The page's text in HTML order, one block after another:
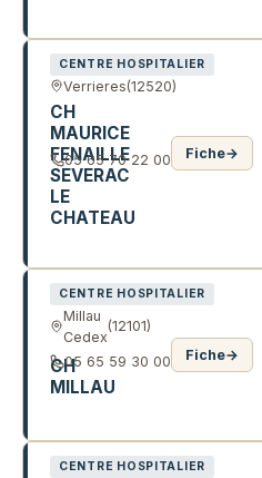
CENTRE HOSPITALIER
Verrieres(12520)
CH
MAURICE
FENAILLE
SEVERAC
LE
CHATEAU
05 65 70 22 00 Fiche→
CENTRE HOSPITALIER
Millau
Cedex
(12101)
CH
MILLAU
05 65 59 30 00 Fiche→
CENTRE HOSPITALIER